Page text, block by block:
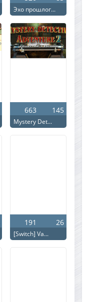
Эхо прошлог...
663 145
Mystery Det...
191 26
[Switch] Va...